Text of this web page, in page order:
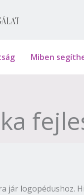
Miben
jár logopédushoz.